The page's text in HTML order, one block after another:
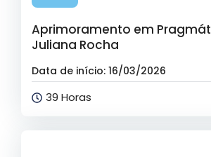
Aprimoramento em
Juliana Rocha
Data de início: 16/03/2026
39 Horas